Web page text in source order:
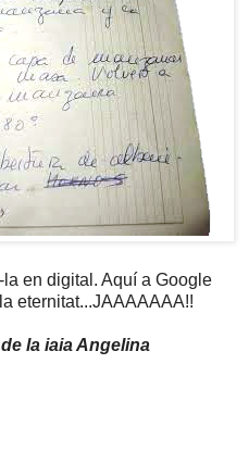
en digital. Aquí a Google
eternitat...JAAAAAAA!!
la iaia Angelina